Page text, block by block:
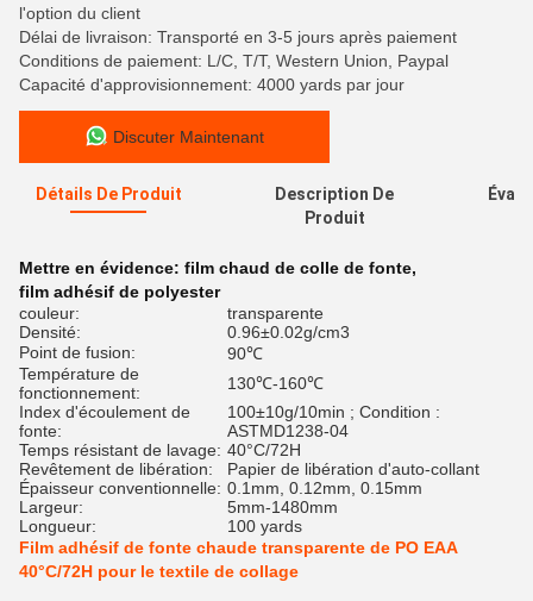
l'option du client
Délai de livraison: Transporté en 3-5 jours après paiement
Conditions de paiement: L/C, T/T, Western Union, Paypal
Capacité d'approvisionnement: 4000 yards par jour
Discuter Maintenant
Détails De Produit
Description De
Produit
Mettre en évidence: film chaud de colle de fonte,
film adhésif de polyester
couleur:
transparente
Densité:
0.96±0.02g/cm3
Point de fusion:
90℃
Température de
fonctionnement:
130℃-160℃
Index d'écoulement de
fonte:
100±10g/10min ; Condition :
ASTMD1238-04
Temps résistant de lavage: 40°C/72H
Revêtement de libération:
Papier de libération d'auto-collant
Épaisseur conventionnelle: 0.1mm, 0.12mm, 0.15mm
Largeur:
5mm-1480mm
Longueur:
100 yards
Film adhésif de fonte chaude transparente de PO EAA
40°C/72H pour le textile de collage